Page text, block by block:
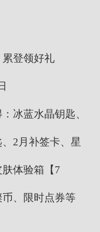
登领好礼
冰蓝水晶钥匙、
2月补签卡、星
体验箱【7
、限时点券等